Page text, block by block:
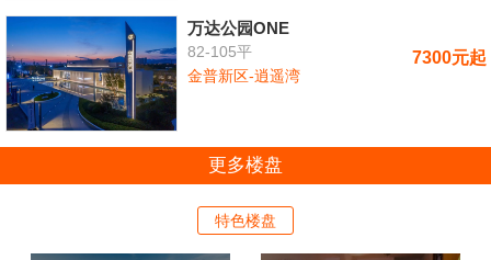
万达公园ONE
82-105平
金普新区-逍遥湾
7300元起
更多楼盘
特色楼盘